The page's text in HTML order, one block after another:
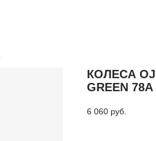
КОЛЕСА OJ
GREEN 78A
6 060 pуб.